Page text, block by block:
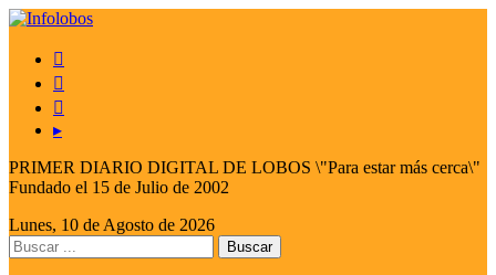



▸
PRIMER DIARIO DIGITAL DE LOBOS \"Para estar más cerca\"
Fundado el 15 de Julio de 2002
Lunes, 10 de Agosto de 2026